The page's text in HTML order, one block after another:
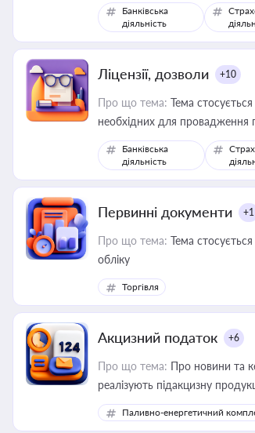
Банківська
діяльність
Ліцензії, дозволи +10
Про що тема: Тема
необхідних для провадження
Банківська
діяльність
Первинні документи +1
Про що тема: Тема
обліку
Торгівля
Акцизний податок +6
Про що тема: Про новини та
реалізують підакцизну
Паливно-енергетичний